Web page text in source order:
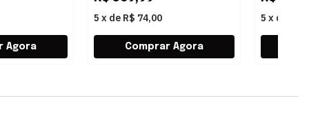
5 x de R$ 74,00 5 x de